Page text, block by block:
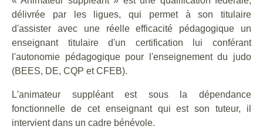
délivrée par les ligues, qui permet à son titulaire
d'assister avec une réelle efficacité pédagogique un
enseignant titulaire d'un certification lui conférant
l'autonomie pédagogique pour l'enseignement du judo
(BEES, DE, CQP et CFEB).
L'animateur suppléant est sous la dépendance
fonctionnelle de cet enseignant qui est son tuteur, il
intervient dans un cadre bénévole.